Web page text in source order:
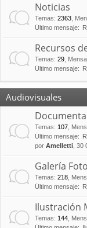
Noticias
Temas: 2363
Último mensaje:
Recursos
Temas: 29
Último mensaje:
Audiovisuales
Temas: 107
Último mensaje:
por Amelletti , 30
Galería
Temas: 218
Último mensaje:
Ilustración
Temas: 144